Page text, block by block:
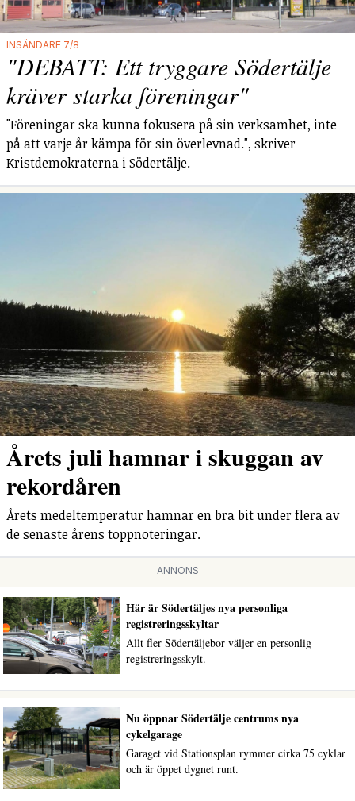
INSÄNDARE 7/8
"DEBATT: Ett tryggare Södertälje
kräver starka föreningar"
"Föreningar ska kunna fokusera på sin verksamhet, inte
på att varje år kämpa för sin överlevnad.", skriver
Kristdemokraterna i Södertälje.
Årets juli hamnar i skuggan av
rekordåren
Årets medeltemperatur hamnar en bra bit under flera av
de senaste årens toppnoteringar.
ANNONS
Här är Södertäljes nya personliga
registreringsskyltar
Allt fler Södertäljebor väljer en personlig
registreringsskylt.
Nu öppnar Södertälje centrums nya
cykelgarage
Garaget vid Stationsplan rymmer cirka 75 cyklar
och är öppet dygnet runt.